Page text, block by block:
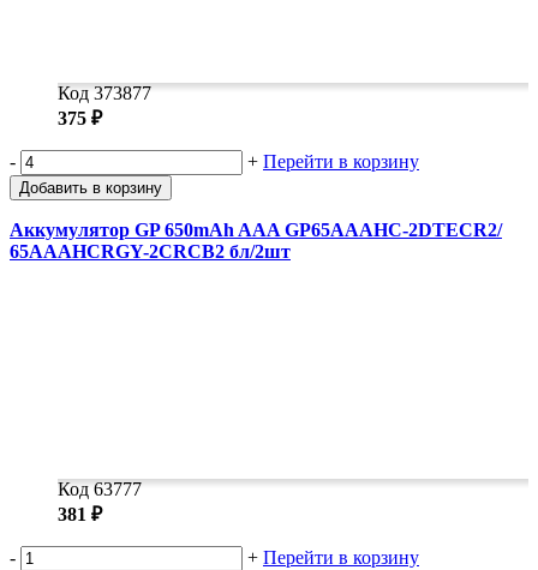
Код 373877
375 ₽
- + Перейти в корзину
Добавить в корзину
Аккумулятор GP 650mAh AAA GP65AAAHC-2DTECR2/
65AAAHCRGY-2CRCB2 бл/2шт
Код 63777
381 ₽
- + Перейти в корзину